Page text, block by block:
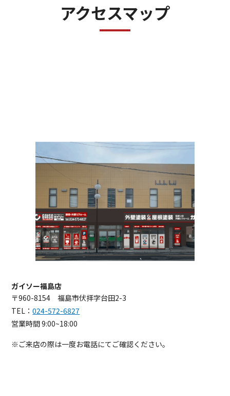
アクセスマップ
ガイソー福島店
〒960-8154 福島市伏拝字台田2-3
TEL：024-572-6827
営業時間 9:00~18:00
※ご来店の際は一度お電話にてご確認ください。